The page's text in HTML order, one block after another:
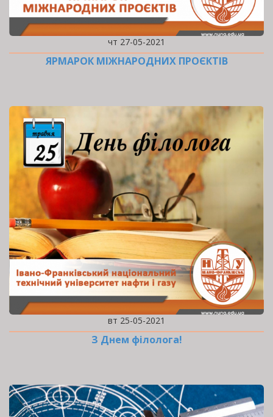
чт 27-05-2021
ЯРМАРОК МІЖНАРОДНИХ ПРОЄКТІВ
вт 25-05-2021
З Днем філолога!